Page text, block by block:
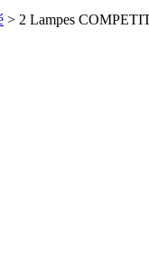
> 2 Lampes